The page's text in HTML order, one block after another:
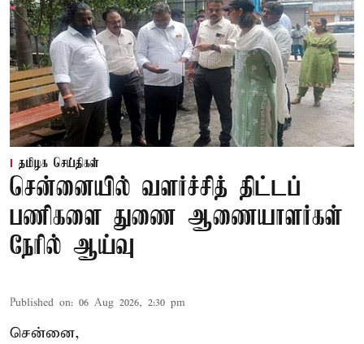
தமிழக செய்திகள்
சென்னையில் வளர்ச்சித் திட்டப்
பணிகளை துணை ஆணையாளர்கள்
நேரில் ஆய்வு
Published on: 06 Aug 2026, 2:30 pm
சென்னை,